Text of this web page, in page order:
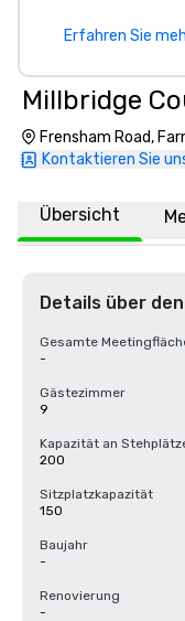
Erfahren Sie
Millbridge
Frensham Road,
Kontaktieren Sie
Übersicht
Details über
Gesamte
-
Gästezimmer
9
Kapazität an
200
Sitzplatzkapazität
150
Baujahr
-
Renovierung
-